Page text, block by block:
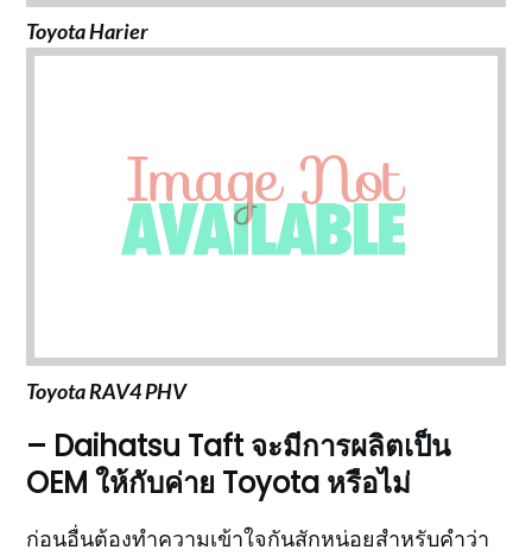
Toyota Harier
Toyota RAV4 PHV
– Daihatsu Taft จะมีการผลิตเป็น
OEM ให้กับค่าย Toyota หรือไม่
ก่อนอื่นต้องทำความเข้าใจกันสักหน่อยสำหรับคำว่า